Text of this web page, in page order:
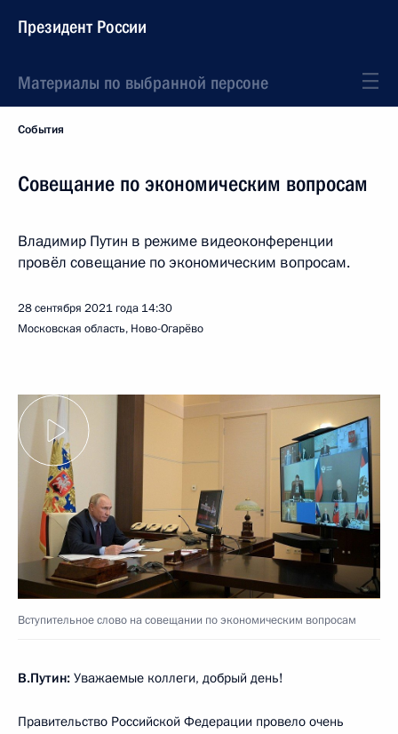
Президент России
Материалы по выбранной персоне
События
Совещание по экономическим вопросам
Владимир Путин в режиме видеоконференции
провёл совещание по экономическим вопросам.
28 сентября 2021 года 14:30
Московская область, Ново-Огарёво
Вступительное слово на совещании по экономическим вопросам
В.Путин: Уважаемые коллеги, добрый день!
Правительство Российской Федерации провело очень